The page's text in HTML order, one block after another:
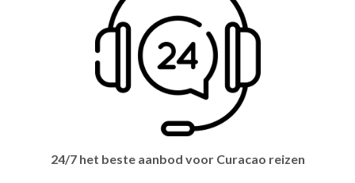
24/7 het beste aanbod voor Curacao reizen